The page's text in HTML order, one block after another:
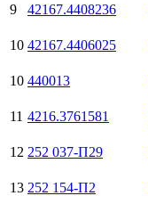
9
42167.4408236
10 42167.4406025
10 440013
11 4216.3761581
12 252 037-П29
13 252 154-П2